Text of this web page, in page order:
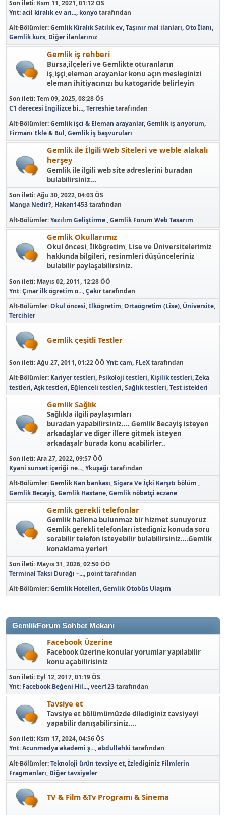
Son ileti: Ksm 11, 2021, 01:12 ÖS
Ynt: acil kiralık ev arı..., konyotarafından
Alt-Bölümler Gemlik Kiralık Satılık ev Taşınır mal ilanları Oto İlanı
Gemlik kurs Diğer ilanlarınız
Gemlik iş rehberi
Bursa,ilçeleri ve Gemlikte oturanların
iş,işçi,eleman arayanlar konu açın mesleginizi
eleman ihitiyacınızı bu katogaride belirleyin
Son ileti:Tem 09, 2025, 08:28 ÖS
C1 derecesi İngilizce bi...,Terreshietarafından
Alt-Bölümler Gemlik işci & Eleman arayanlar Gemlik iş arıyorum
Firmanı Ekle & Bul Gemlik iş başvuruları
Gemlik ile İlgili Web Siteleri ve weble alakalı
herşey
Gemlik ile ilgili web site adreslerini buradan
bulabilirsiniz...
Son ileti:Ağu 30, 2022, 04:03 ÖS
Manga Nedir?, Hakan1453tarafından
Alt-Bölümler Yazılım Geliştirme Gemlik Forum Web Tasarım
Gemlik Okullarımız
Okul öncesi, İlkögretim, Lise ve Üniversitelerimiz
hakkında bilgileri, resinmleri düşünceleriniz
bulabilir paylaşabilirsiniz.
Son ileti: Mayıs 02, 2011, 12:28 ÖÖ
Ynt: Çınar ilk ögretim o...,Çakırtarafından
Alt-Bölümler Okul öncesi İlkögretim Ortaögretim (Lise) Üniversite
Tercihler
Gemlik çeşitli Testler
Son ileti:Ağu 27, 2011, 01:22 ÖÖ Ynt: cam, FLeXtarafından
Alt-Bölümler Kariyer testleri Psikoloji testleri Kişilik testleri Zeka
testleri Aşk testleri Eğlenceli testleri Sağlık testleri Test istekleri
Gemlik Sağlık
Sağlıkla ilgili paylaşımları
buradan yapabilirsiniz.... Gemlik Becayiş isteyen
arkadaşlar ve diger illere gitmek isteyen
arkadaşalr burada konu acabilirler..
Son ileti:Ara 27, 2022, 09:57 ÖÖ
Kyani sunset içeriği ne...,Ykuşağı tarafından
Alt-Bölümler Gemlik Kan bankası Sigara Ve İçki Karşıtı bölüm
Gemlik Becayiş Gemlik Hastane Gemlik nöbetçi eczane
Gemlik gerekli telefonlar
Gemlik halkına bulunmaz bir hizmet sunuyoruz
Gemlik gerekli telefonları istedigniz konuda soru
sorabilir telefon isteyebilir bulabilirsiniz....Gemlik
konaklama yerleri
Son ileti: Mayıs 31, 2026, 02:50 ÖÖ
Terminal Taksi Durağı –..., pointtarafından
Alt-Bölümler Gemlik Hotelleri Gemlik Otobüs Ulaşım
GemlikForum Sohbet Mekanı
Facebook Üzerine
Facebook üzerine konular yorumlar yapılabilir
konu açabilirisiniz
Son ileti: Eyl 12, 2017, 01:19 ÖS
Ynt: Facebook Beğeni Hil...,veer123tarafından
Tavsiye et
Tavsiye et bölümümüzde dilediginiz tavsiyeyi
yapabilir danışabilirsiniz....
Son ileti: Ksm 17, 2024, 04:56 ÖS
Ynt: Acunmedya akademi ş...,abdullahki tarafından
Alt-Bölümler Teknoloji ürün tevsiye et İzlediginiz Filmlerin
Fragmanları Diğer tavsiyeler
TV & Film &Tv Programı & Sinema